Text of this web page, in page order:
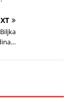
Biljka